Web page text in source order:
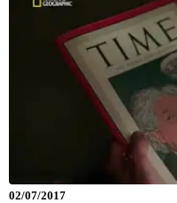
02/07/2017